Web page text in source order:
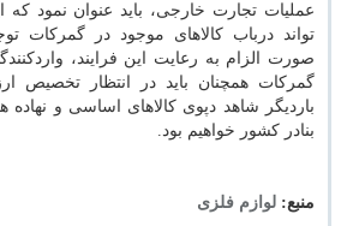
عملیات تجارت خارجی، باید عنوان نمود
تواند درباب کالاهای موجود در گمرکات
صورت الزام به رعایت این فرایند،
گمرکات همچنان باید در انتظار تخصیص
باردیگر شاهد دپوی کالاهای اساسی و نهاده
بنادر کشور خواهیم بود.
منبع: لوازم فلزی